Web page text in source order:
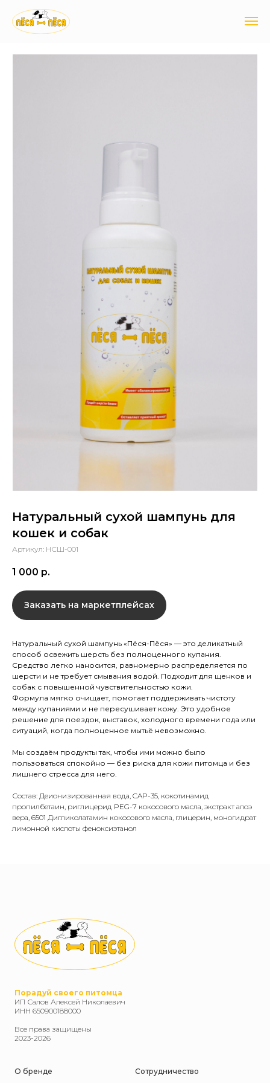
Натуральный сухой шампунь для
кошек и собак
Артикул: НСШ-001
1 000 р.
Заказать на маркетплейсах
Натуральный сухой шампунь «Пёся-Пёся» — это деликатный
способ освежить шерсть без полноценного купания.
Средство легко наносится, равномерно распределяется по
шерсти и не требует смывания водой. Подходит для щенков и
собак с повышенной чувствительностью кожи.
Формула мягко очищает, помогает поддерживать чистоту
между купаниями и не пересушивает кожу. Это удобное
решение для поездок, выставок, холодного времени года или
ситуаций, когда полноценное мытьё невозможно.
Мы создаём продукты так, чтобы ими можно было
пользоваться спокойно — без риска для кожи питомца и без
лишнего стресса для него.
Состав: Деионизированная вода, CAP-35, кокотинамид
пропилбетаин, риглицерид PEG-7 кокосового масла, экстракт алоэ
вера, 6501 Дигликолатамин кокосового масла, глицерин, моногидрат
лимонной кислоты феноксиэтанол
Порадуй своего питомца
ИП Салов Алексей Николаевич
ИНН 650900188000
Все права защищены
2023-2026
О бренде Сотрудничество